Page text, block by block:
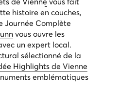
histoire en couches,
Journée Complète
vous ouvre les
un expert local.
sélectionné de la
Highlights de Vienne
emblématiques